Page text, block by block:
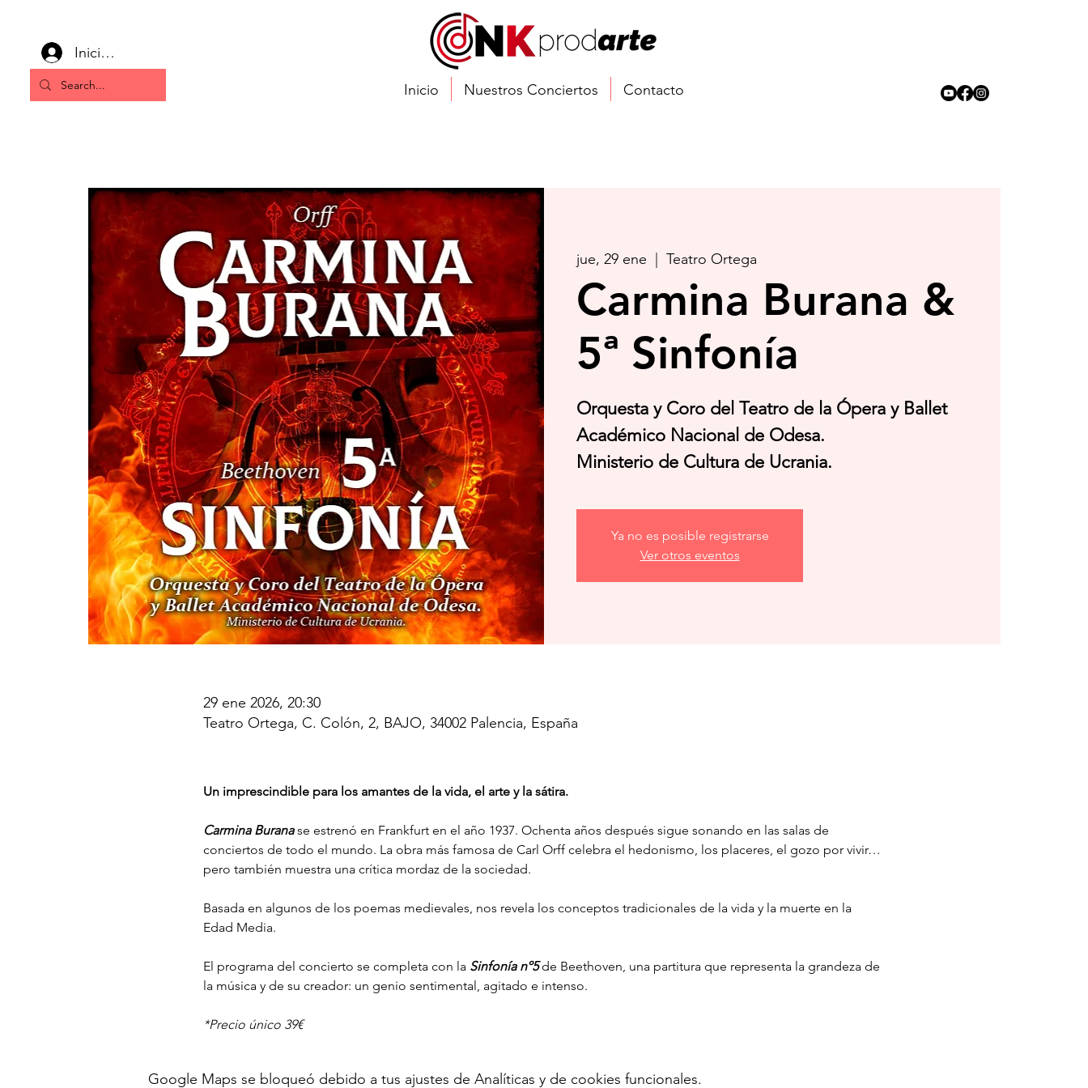
Iniciar sesión
Inicio Nuestros Conciertos Contacto
jue, 29 ene Teatro Ortega
Carmina Burana &
5ª Sinfonía
Orquesta y Coro del Teatro de la Ópera y Ballet
Académico Nacional de Odesa.
Ministerio de Cultura de Ucrania.
Ya no es posible registrarse
Ver otros eventos
29 ene 2026, 20:30
Teatro Ortega, C. Colón, 2, BAJO, 34002 Palencia, España
Un imprescindible para los amantes de la vida, el arte y la sátira.
Carmina Burana se estrenó en Frankfurt en el año 1937. Ochenta años después sigue sonando en las salas de
conciertos de todo el mundo. La obra más famosa de Carl Orff celebra el hedonismo, los placeres, el gozo por vivir…
pero también muestra una crítica mordaz de la sociedad.
Basada en algunos de los poemas medievales, nos revela los conceptos tradicionales de la vida y la muerte en la
Edad Media.
El programa del concierto se completa con la Sinfonía nº5 de Beethoven, una partitura que representa la grandeza de
la música y de su creador: un genio sentimental, agitado e intenso.
*Precio único 39€
Google Maps se bloqueó debido a tus ajustes de Analíticas y de cookies funcionales.